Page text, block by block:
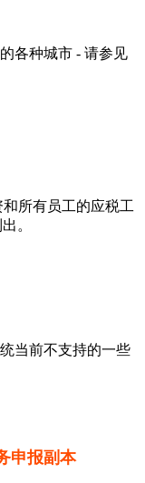
各种城市 - 请参见
和所有员工的应税工
。
当前不支持的一些
申报副本